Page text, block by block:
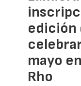
edición
mayo
Rho